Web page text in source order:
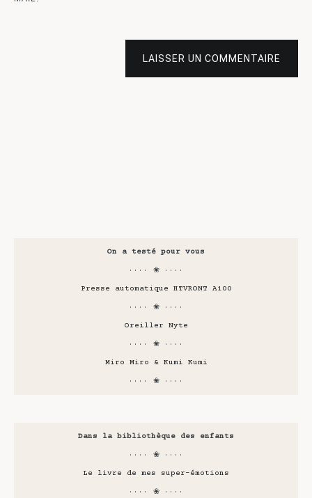
LAISSER UN COMMENTAIRE
On a testé pour vous
···· ❀ ····
Presse automatique HTVRONT A100
···· ❀ ····
Oreiller Nyte
···· ❀ ····
Miro Miro & Kumi Kumi
···· ❀ ····
Dans la bibliothèque des enfants
···· ❀ ····
Le livre de mes super-émotions
···· ❀ ····